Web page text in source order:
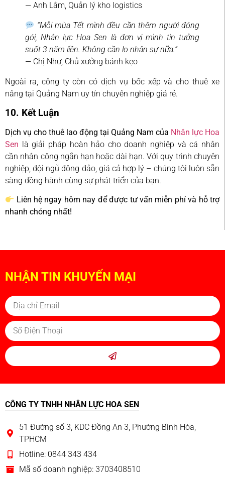
— Anh Lâm, Quản lý kho logistics
“Mỗi mùa Tết mình đều cần thêm người đóng
gói, Nhân lực Hoa Sen là đơn vị mình tin tưởng
suốt 3 năm liền. Không cần lo nhân sự nữa.”
— Chị Như, Chủ xưởng bánh kẹo
Ngoài ra, công ty còn có dịch vụ bốc xếp và cho thuê xe
nâng tại Quảng Nam uy tín chuyên nghiệp giá rẻ.
10. Kết Luận
Dịch vụ cho thuê lao động tại Quảng Nam của Nhân lực Hoa
Sen là giải pháp hoàn hảo cho doanh nghiệp và cá nhân
cần nhân công ngắn hạn hoặc dài hạn. Với quy trình chuyên
nghiệp, đội ngũ đông đảo, giá cả hợp lý – chúng tôi luôn sẵn
sàng đồng hành cùng sự phát triển của bạn.
Liên hệ ngay hôm nay để được tư vấn miễn phí và hỗ trợ
nhanh chóng nhất!
NHẬN TIN KHUYẾN MẠI
CÔNG TY TNHH NHÂN LỰC HOA SEN
51 Đường số 3, KDC Đồng An 3, Phường Bình Hòa,
TPHCM
Hotline: 0844 343 434
Mã số doanh nghiệp: 3703408510